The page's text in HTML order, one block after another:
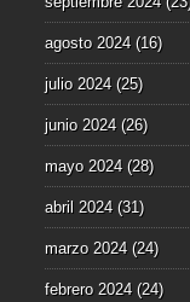
agosto 2024(16)
julio 2024(25)
junio 2024(26)
mayo 2024(28)
abril 2024(31)
marzo 2024(24)
febrero 2024(24)